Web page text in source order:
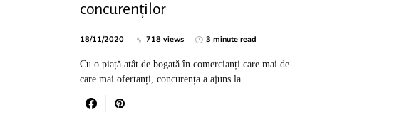
concurenților
18/11/2020 718 views 3 minute read
Cu o piață atât de bogată în comercianți care mai de
care mai ofertanți, concurența a ajuns la…